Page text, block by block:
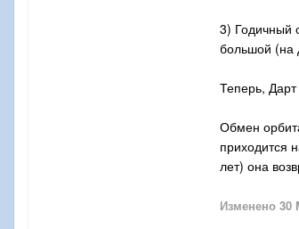
3) Годичный
большой (на
Теперь,
Обмен
приходится
лет) она
Изменено 30